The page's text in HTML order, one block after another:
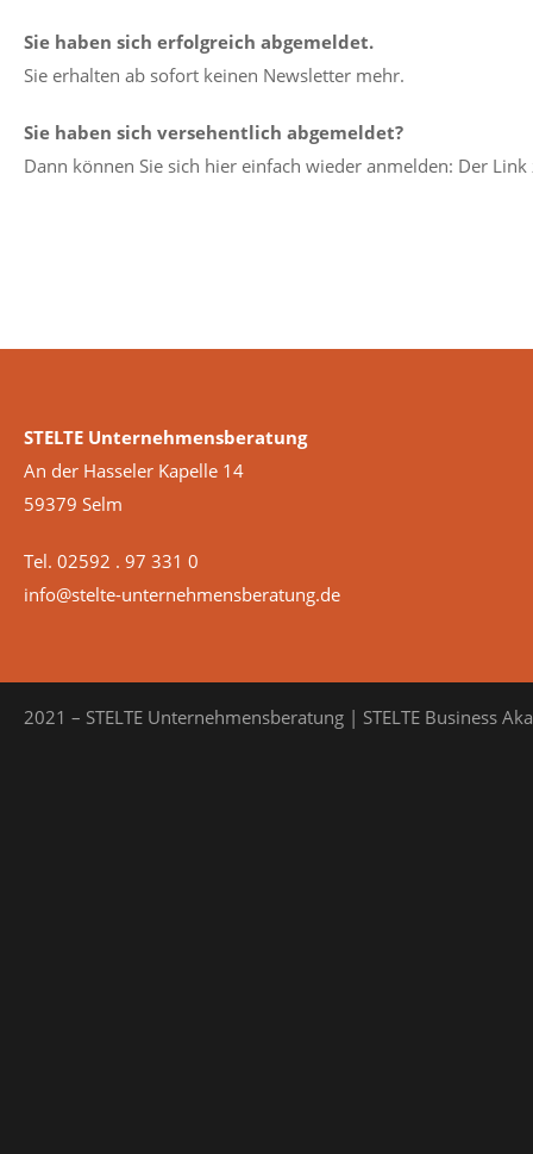
Sie haben sich erfolgreich abgemeldet.
Sie erhalten ab sofort keinen Newsletter mehr.
Sie haben sich versehentlich abgemeldet?
Dann können Sie sich hier einfach wieder anmelden: Der
STELTE Unternehmensberatung
An der Hasseler Kapelle 14
59379 Selm
Tel. 02592 . 97 331 0
info@stelte-unternehmensberatung.de
2021 – STELTE Unternehmensberatung | STELTE Business